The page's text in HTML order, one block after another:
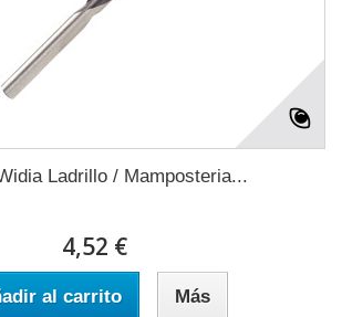
Ladrillo / Mamposteria...
4,52 €
al carrito Más